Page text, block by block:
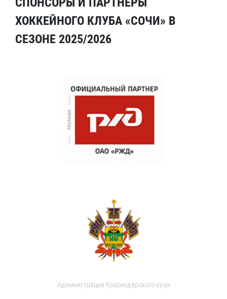
ХОККЕЙНОГО КЛУБА «СОЧИ» В
СЕЗОНЕ 2025/2026
Администрация Краснодарского края